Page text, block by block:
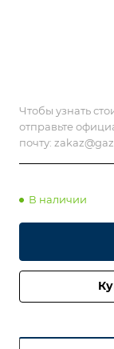
Чтобы узнать
отправьте
почту:
В наличии